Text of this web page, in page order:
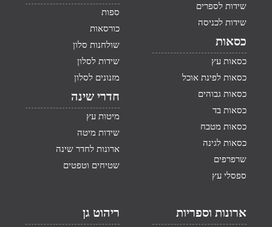
שידות לספרים
שידות לכניסה
כסאות
כסאות עץ
כסאות לפינת אוכל
כסאות גבוהים
כסאות בד
כסאות מטבח
כסאות לגינה
שרפרפים
ספסלי עץ
ספות
כורסאות
שולחנות סלון
שידות לסלון
מזנונים לסלון
חדרי שינה
מיטות עץ
שידות מיטה
ארונות לחדר שינה
שטיחים וטפטים
ארונות וספריות ריהוט גן